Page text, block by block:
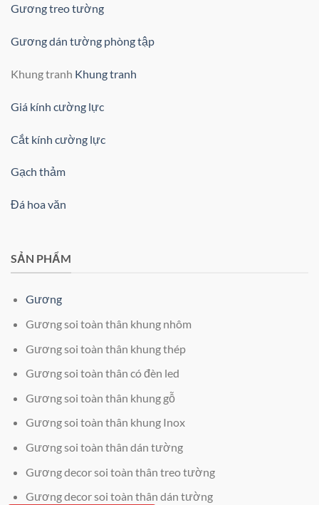
Gương treo tường
Gương dán tường phòng tập
Khung tranh Khung tranh
Giá kính cường lực
Cắt kính cường lực
Gạch thảm
Đá hoa văn
SẢN PHẨM
Gương
Gương soi toàn thân khung nhôm
Gương soi toàn thân khung thép
Gương soi toàn thân có đèn led
Gương soi toàn thân khung gỗ
Gương soi toàn thân khung Inox
Gương soi toàn thân dán tường
Gương decor soi toàn thân treo tường
Gương decor soi toàn thân dán tường